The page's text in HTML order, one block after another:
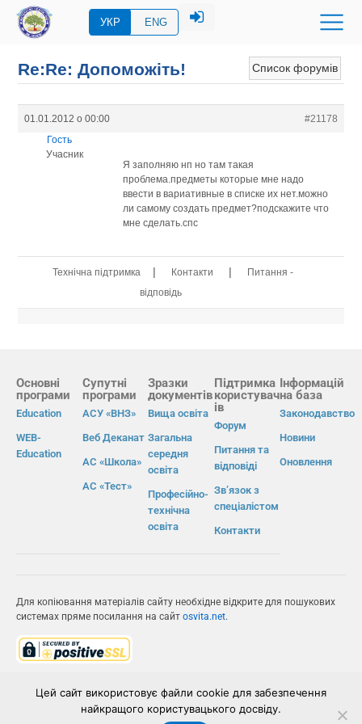
УКР ENG
Список форумів
Re:Re: Допоможіть!
01.01.2012 о 00:00
#21178
Гость
Учасник
Я заполняю нп но там такая
проблема.предметы которые мне надо
ввести в вариативные в списке их нет.можно
ли самому создать предмет?подскажите что
мне сделать.спс
Технічна підтримка | Контакти |
Питання -
відповідь
Основні
програми
Education
WEB-
Education
Супутні
програми
АСУ «ВНЗ»
Веб Деканат
АС «Школа»
АС «Тест»
Зразки
документів
Вища освіта
Загальна
середня
освіта
Професійно-
технічна
освіта
Підтримка
користувач
ів
Форум
Питання та
відповіді
Зв’язок з
спеціалістом
Контакти
Інформацій
на база
Законодавство
Новини
Оновлення
Для копіювання матеріалів сайту необхідне відкрите для пошукових
системах пряме посилання на сайт osvita.net.
ІВС «ОСВІТА»
Цей сайт використовує файли cookie для забезпечення
найкращого користувацького досвіду.